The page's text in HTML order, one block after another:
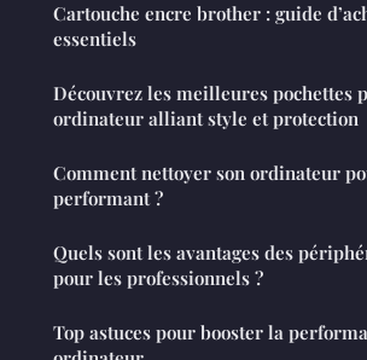
Cartouche encre brother : guide
essentiels
Découvrez les meilleures pochettes
ordinateur alliant style et protection
Comment nettoyer son ordinateur
performant ?
Quels sont les avantages des
pour les professionnels ?
Top astuces pour booster la